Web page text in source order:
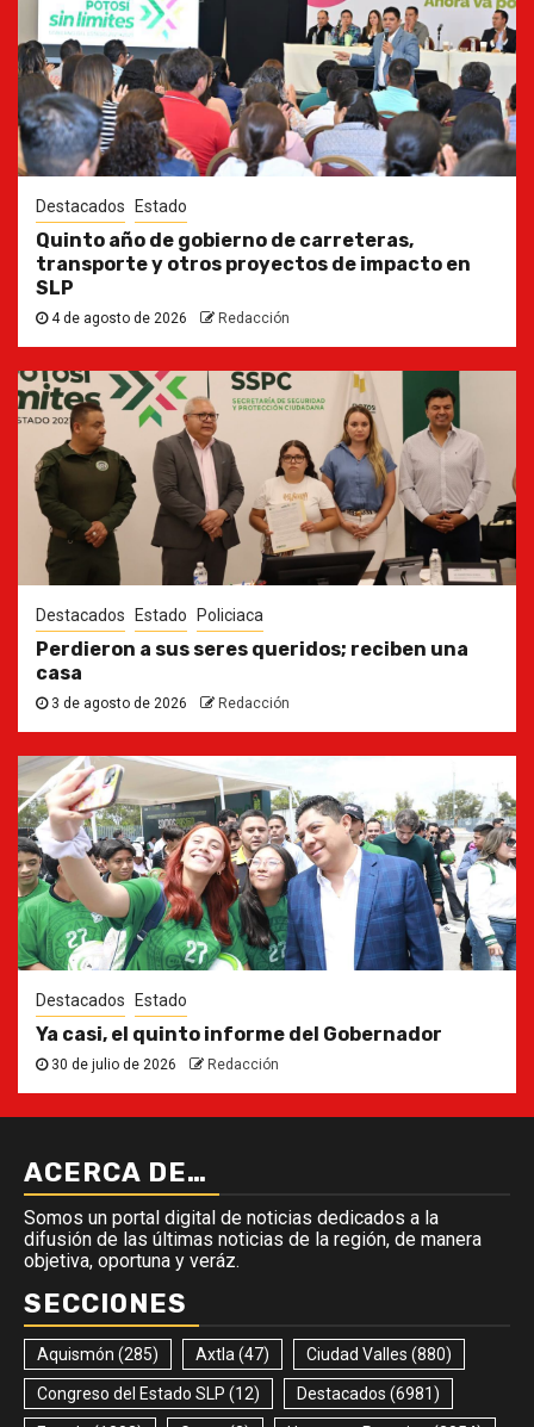
Destacados Estado
Quinto año de gobierno de carreteras,
transporte y otros proyectos de impacto en
SLP
4 de agosto de 2026 Redacción
Destacados Estado Policiaca
Perdieron a sus seres queridos; reciben una
casa
3 de agosto de 2026 Redacción
Destacados Estado
Ya casi, el quinto informe del Gobernador
30 de julio de 2026 Redacción
ACERCA DE…
Somos un portal digital de noticias dedicados a la
difusión de las últimas noticias de la región, de manera
objetiva, oportuna y veráz.
SECCIONES
Aquismón (285) Axtla (47) Ciudad Valles (880)
Congreso del Estado SLP (12) Destacados (6981)